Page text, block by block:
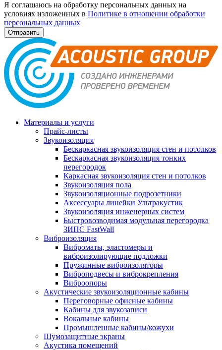
Я соглашаюсь на обработку персональных данных на
условиях изложенных в Политике в отношении обработки
персональных данных
Материалы и услуги
Прайс-листы
Звукоизоляция
Бескаркасная звукоизоляция стен и потолков
Бескаркасная звукоизоляция тонких
перегородок
Каркасная звукоизоляция стен и потолков
Звукоизоляция пола
Звукоизоляционные подрозетники
Аксессуары линейки Ультракустик
Звукоизоляция инженерных систем
Быстровозводимая модульная перегородка
ЗИПС FastWall
Виброизоляция
Виброматы, эластомеры и
виброизолирующие подложки
Пружинные виброизоляторы
Виброподвесы и виброкрепления
Виброопоры
Акустические звукоизоляционные кабины
Переговорные офисные кабины
Кабины для звукозаписи
Вокальные кабины
Промышленные кабины/кожухи
Шумозащитные экраны
Акустика помещений